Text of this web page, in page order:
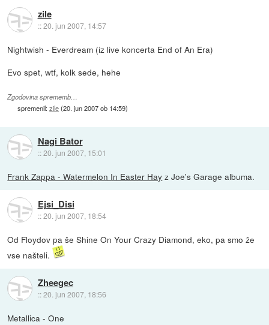
zile
::20. jun 2007, 14:57
Nightwish - Everdream (iz live koncerta End of An Era)
Evo spet, wtf, kolk sede, hehe
Zgodovina sprememb…
spremenil:zile(20. jun 2007 ob 14:59)
Nagi Bator
::20. jun 2007, 15:01
Frank Zappa - Watermelon In Easter Hay z Joe's Garage albuma.
Ejsi_Disi
::20. jun 2007, 18:54
Od Floydov pa še Shine On Your Crazy Diamond, eko, pa smo že
vse našteli.
Zheegec
::20. jun 2007, 18:56
Metallica - One